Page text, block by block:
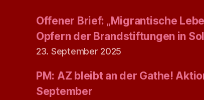
Offener Brief: „Migrantische
Opfern der Brandstiftungen in
23. September 2025
PM: AZ bleibt an der Gathe!
September